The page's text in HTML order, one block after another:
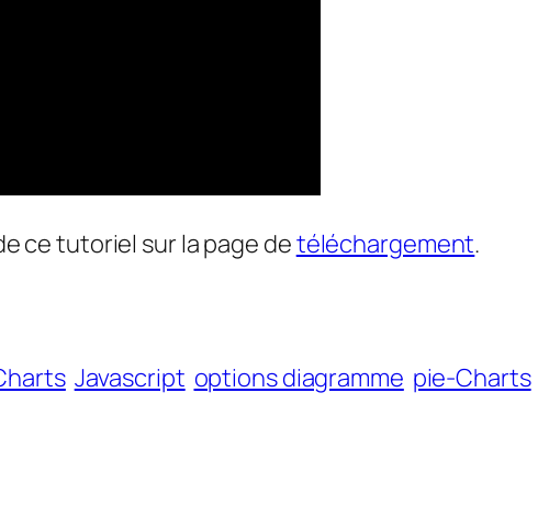
ce tutoriel sur la page detéléchargement.
Javascript options diagramme pie-Charts